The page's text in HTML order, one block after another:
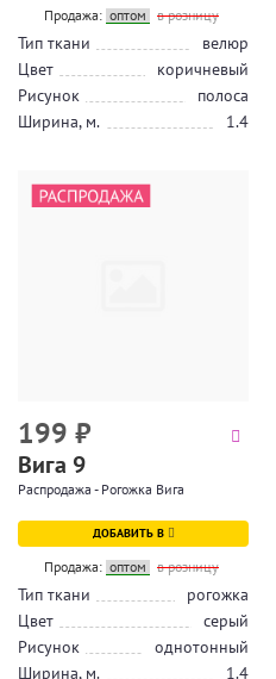
Продажа: оптом в розницу
Тип ткани
велюр
Цвет
коричневый
Рисунок
полоса
Ширина, м.
1.4
199 ₽
Вига 9
Распродажа - Рогожка Вига
ДОБАВИТЬ В
Продажа: оптом в розницу
Тип ткани
рогожка
Цвет
серый
Рисунок
однотонный
Ширина, м.
1.4